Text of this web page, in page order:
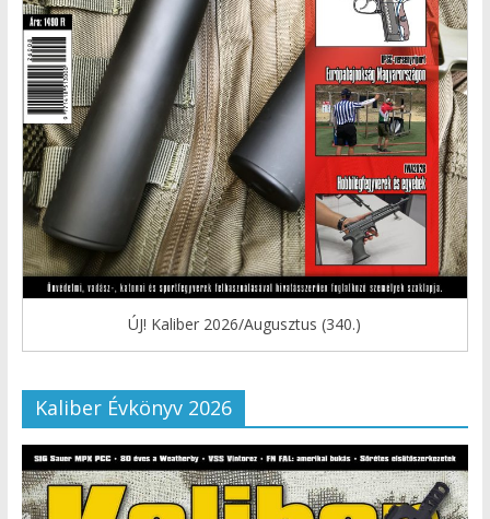
ÚJ! Kaliber 2026/Augusztus (340.)
Kaliber Évkönyv 2026